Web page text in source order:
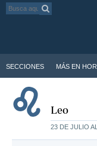
SECCIONES MÁS EN
Leo
23 DE JULIO